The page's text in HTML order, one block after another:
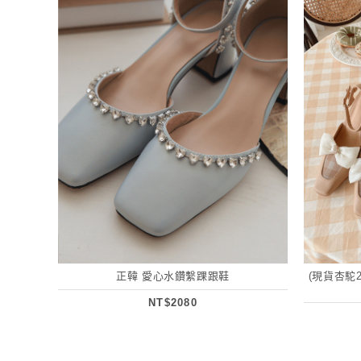
正韓 愛心水鑽繫踝跟鞋
NT$2080
(現貨杏駝